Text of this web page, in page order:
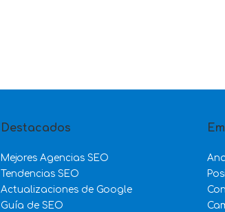
Destacados
Mejores Agencias SEO
Tendencias SEO
Actualizaciones de Google
Guía de SEO